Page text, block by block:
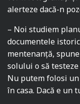
alerteze dacă-n
– Noi studiem
documentele
mentenanță,
solului o să
Nu putem folosi
în casa. Dacă e un